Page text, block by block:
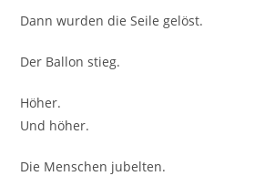
Dann wurden die Seile gelöst.
Der Ballon stieg.
Höher.
Und höher.
Die Menschen jubelten.